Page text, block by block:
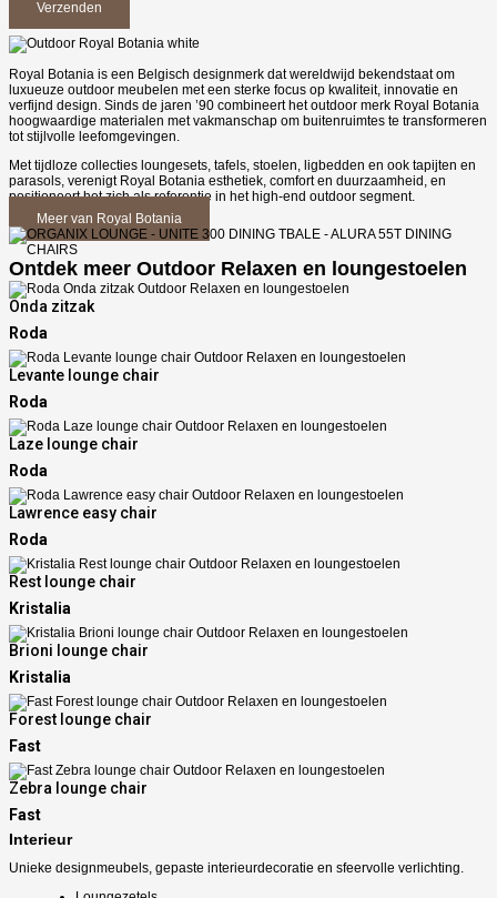
Royal Botania is een Belgisch designmerk dat wereldwijd bekendstaat om
luxueuze outdoor meubelen met een sterke focus op kwaliteit, innovatie en
verfijnd design. Sinds de jaren ’90 combineert het outdoor merk Royal Botania
hoogwaardige materialen met vakmanschap om buitenruimtes te transformeren
tot stijlvolle leefomgevingen.
Met tijdloze collecties loungesets, tafels, stoelen, ligbedden en ook tapijten en
parasols, verenigt Royal Botania esthetiek, comfort en duurzaamheid, en
positioneert het zich als referentie in het high-end outdoor segment.
Meer van Royal Botania
Ontdek meer Outdoor Relaxen en loungestoelen
Onda zitzak
Roda
Levante lounge chair
Roda
Laze lounge chair
Roda
Lawrence easy chair
Roda
Rest lounge chair
Kristalia
Brioni lounge chair
Kristalia
Forest lounge chair
Fast
Zebra lounge chair
Fast
Interieur
Unieke designmeubels, gepaste interieurdecoratie en sfeervolle verlichting.